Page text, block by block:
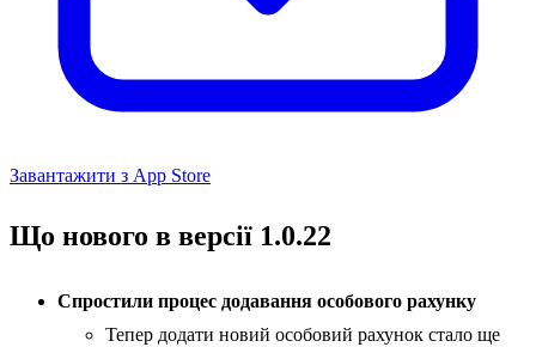
Завантажити з App Store
Що нового в версії 1.0.22
Спростили процес додавання особового рахунку
Тепер додати новий особовий рахунок стало ще